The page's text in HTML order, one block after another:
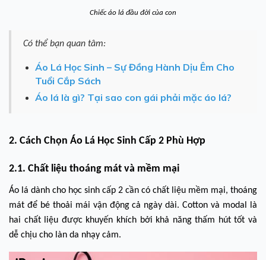
Chiếc áo lá đầu đời của con
Có thể bạn quan tâm:
Áo Lá Học Sinh – Sự Đồng Hành Dịu Êm Cho
Tuổi Cắp Sách
Áo lá là gì? Tại sao con gái phải mặc áo lá?
2. Cách Chọn Áo Lá Học Sinh Cấp 2 Phù Hợp
2.1. Chất liệu thoáng mát và mềm mại
Áo lá dành cho học sinh cấp 2 cần có chất liệu mềm mại, thoáng
mát để bé thoải mái vận động cả ngày dài. Cotton và modal là
hai chất liệu được khuyến khích bởi khả năng thấm hút tốt và
dễ chịu cho làn da nhạy cảm.